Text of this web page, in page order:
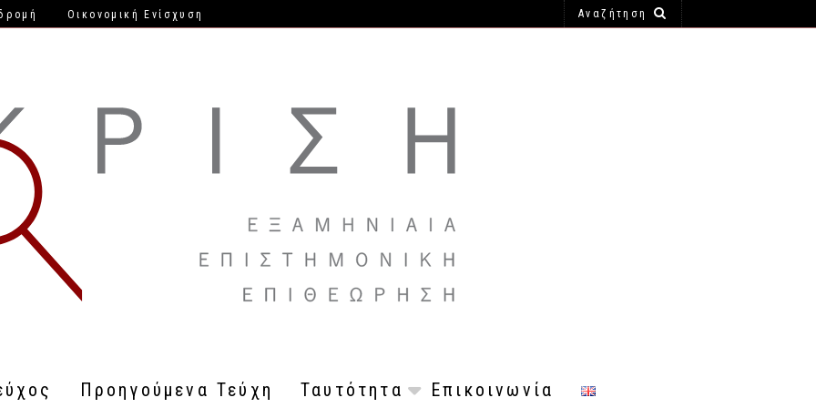
Οικονομική Ενίσχυση
Προηγούμενα Τεύχη Ταυτότητα Επικοινωνία